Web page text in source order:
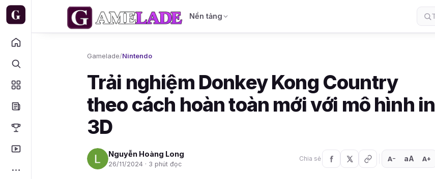
Nền tảng
Gamelade/Nintendo
Trải nghiệm Donkey Kong Country
theo cách hoàn toàn mới với mô hình in
3D
Nguyễn Hoàng Long
26/11/2024 · 3 phút đọc
Chia sẻ A− aA A+